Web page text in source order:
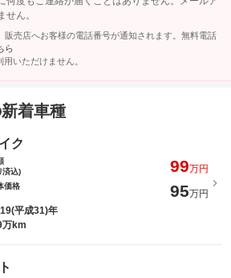
せん。
売店へお客様の電話番号が通知されます。無料電話
ら
いただけません。
着車種
ク
済込)
99万円
価格
95万円
平成31)年
万km